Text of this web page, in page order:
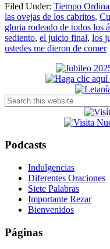
Filed Under: Tiempo
las ovejas de los cabritos,
gloria rodeado de todos los
sediento, el juicio final, los
ustedes me dieron de comer
Primary
Sidebar
Search
this
Podcasts
Indulgencias
Diferentes Oraciones
Siete Palabras
Importante Rezar
Bienvenidos
Páginas